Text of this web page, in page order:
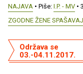
NAJAVA • Piše: I.P. - MV •
ZGODNE ŽENE
Održava se
03.-04.11.2017.